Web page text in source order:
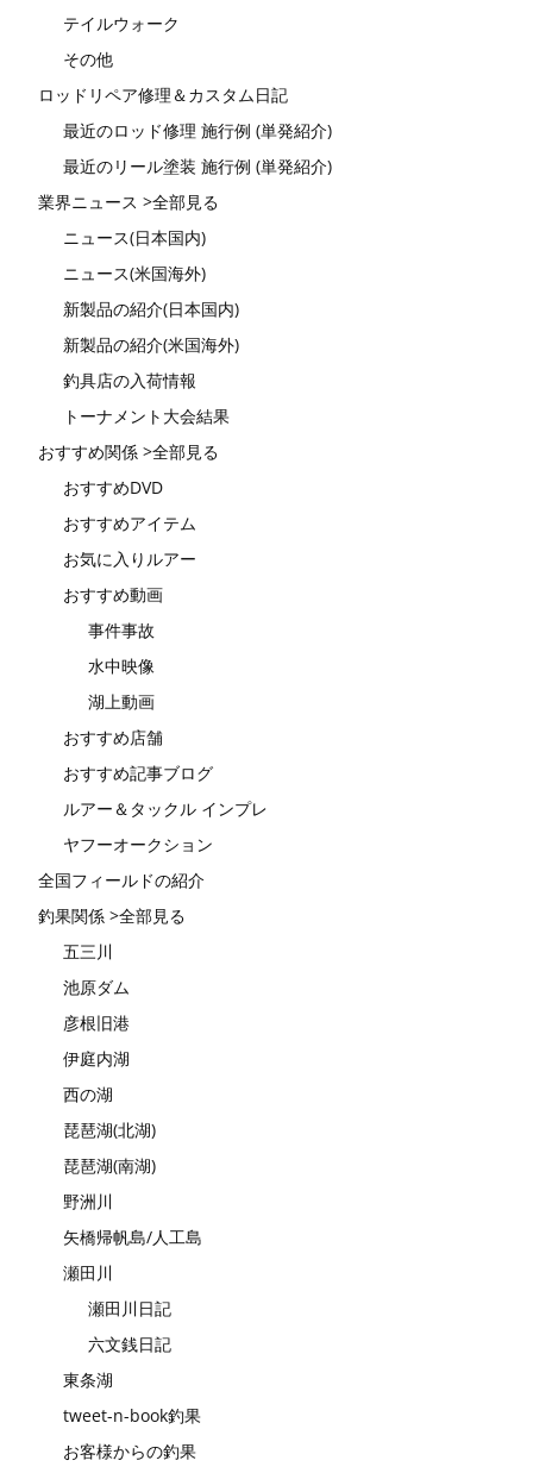
テイルウォーク
その他
ロッドリペア修理＆カスタム日記
最近のロッド修理 施行例 (単発紹介)
最近のリール塗装 施行例 (単発紹介)
業界ニュース >全部見る
ニュース(日本国内)
ニュース(米国海外)
新製品の紹介(日本国内)
新製品の紹介(米国海外)
釣具店の入荷情報
トーナメント大会結果
おすすめ関係 >全部見る
おすすめDVD
おすすめアイテム
お気に入りルアー
おすすめ動画
事件事故
水中映像
湖上動画
おすすめ店舗
おすすめ記事ブログ
ルアー＆タックル インプレ
ヤフーオークション
全国フィールドの紹介
釣果関係 >全部見る
五三川
池原ダム
彦根旧港
伊庭内湖
西の湖
琵琶湖(北湖)
琵琶湖(南湖)
野洲川
矢橋帰帆島/人工島
瀬田川
瀬田川日記
六文銭日記
東条湖
tweet-n-book釣果
お客様からの釣果